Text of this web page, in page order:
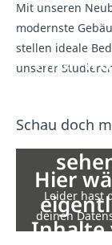
Mit unseren
modernste
stellen ideale
unserer
Schau doch
Hier
Inhalte
Leider hast
deinen
Hier
Inhalte